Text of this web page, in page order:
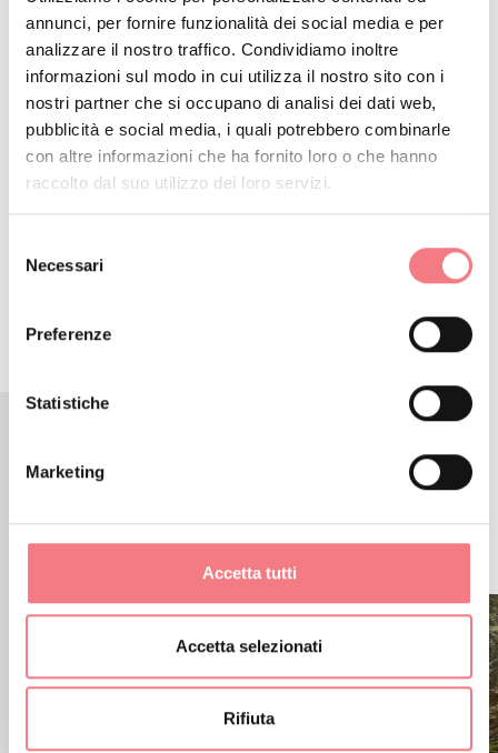
annunci, per fornire funzionalità dei social media e per
analizzare il nostro traffico. Condividiamo inoltre
informazioni sul modo in cui utilizza il nostro sito con i
nostri partner che si occupano di analisi dei dati web,
pubblicità e social media, i quali potrebbero combinarle
con altre informazioni che ha fornito loro o che hanno
raccolto dal suo utilizzo dei loro servizi.
delNecessari
Preferenze
Statistiche
Marketing
Accetta tutti
Accetta selezionati
Rifiuta
RICHIEDI INFORMAZIONI
DETTAGLIO
CONTENUTI CORRELATI
ANCHE